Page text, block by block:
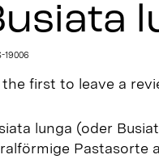
19006
the first to leave a
lunga (oder
Pastasorte